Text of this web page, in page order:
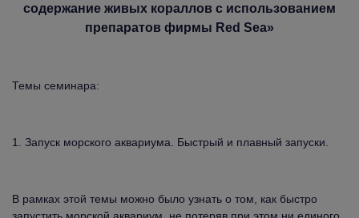
содержание живых кораллов с использованием
препаратов фирмы Red Sea»
Темы семинара:
1. Запуск морского аквариума. Быстрый и плавный запуски.
В рамках этой темы можно было узнать о том, как быстро